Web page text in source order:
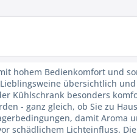
hohem Bedienkomfort und
übersichtlich
Kühlschrank besonders
- ganz gleich, ob Sie zu
damit Aroma
schädlichem Lichteinfluss.